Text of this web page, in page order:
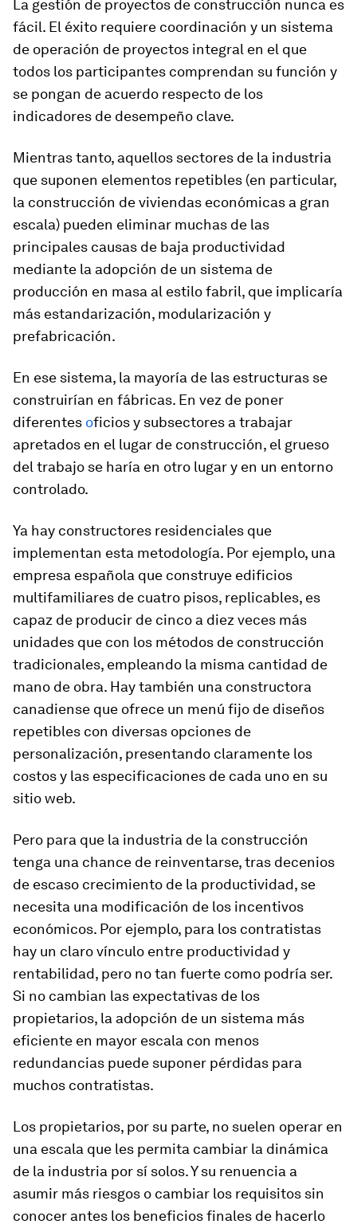
La gestión de proyectos de construcción nunca es
fácil. El éxito requiere coordinación y un sistema
de operación de proyectos integral en el que
todos los participantes comprendan su función y
se pongan de acuerdo respecto de los
indicadores de desempeño clave.
Mientras tanto, aquellos sectores de la industria
que suponen elementos repetibles (en particular,
la construcción de viviendas económicas a gran
escala) pueden eliminar muchas de las
principales causas de baja productividad
mediante la adopción de un sistema de
producción en masa al estilo fabril, que implicaría
más estandarización, modularización y
prefabricación.
En ese sistema, la mayoría de las estructuras se
construirían en fábricas. En vez de poner
diferentes oficios y subsectores a trabajar
apretados en el lugar de construcción, el grueso
del trabajo se haría en otro lugar y en un entorno
controlado.
Ya hay constructores residenciales que
implementan esta metodología. Por ejemplo, una
empresa española que construye edificios
multifamiliares de cuatro pisos, replicables, es
capaz de producir de cinco a diez veces más
unidades que con los métodos de construcción
tradicionales, empleando la misma cantidad de
mano de obra. Hay también una constructora
canadiense que ofrece un menú fijo de diseños
repetibles con diversas opciones de
personalización, presentando claramente los
costos y las especificaciones de cada uno en su
sitio web.
Pero para que la industria de la construcción
tenga una chance de reinventarse, tras decenios
de escaso crecimiento de la productividad, se
necesita una modificación de los incentivos
económicos. Por ejemplo, para los contratistas
hay un claro vínculo entre productividad y
rentabilidad, pero no tan fuerte como podría ser.
Si no cambian las expectativas de los
propietarios, la adopción de un sistema más
eficiente en mayor escala con menos
redundancias puede suponer pérdidas para
muchos contratistas.
Los propietarios, por su parte, no suelen operar en
una escala que les permita cambiar la dinámica
de la industria por sí solos. Y su renuencia a
asumir más riesgos o cambiar los requisitos sin
conocer antes los beneficios finales de hacerlo